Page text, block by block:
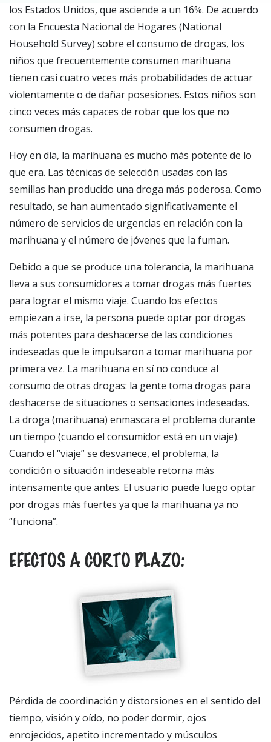
los Estados Unidos, que asciende a un 16%. De acuerdo
con la Encuesta Nacional de Hogares (National
Household Survey) sobre el consumo de drogas, los
niños que frecuentemente consumen marihuana
tienen casi cuatro veces más probabilidades de actuar
violentamente o de dañar posesiones. Estos niños son
cinco veces más capaces de robar que los que no
consumen drogas.
Hoy en día, la marihuana es mucho más potente de lo
que era. Las técnicas de selección usadas con las
semillas han producido una droga más poderosa. Como
resultado, se han aumentado significativamente el
número de servicios de urgencias en relación con la
marihuana y el número de jóvenes que la fuman.
Debido a que se produce una tolerancia, la marihuana
lleva a sus consumidores a tomar drogas más fuertes
para lograr el mismo viaje. Cuando los efectos
empiezan a irse, la persona puede optar por drogas
más potentes para deshacerse de las condiciones
indeseadas que le impulsaron a tomar marihuana por
primera vez. La marihuana en sí no conduce al
consumo de otras drogas: la gente toma drogas para
deshacerse de situaciones o sensaciones indeseadas.
La droga (marihuana) enmascara el problema durante
un tiempo (cuando el consumidor está en un viaje).
Cuando el “viaje” se desvanece, el problema, la
condición o situación indeseable retorna más
intensamente que antes. El usuario puede luego optar
por drogas más fuertes ya que la marihuana ya no
“funciona”.
EFECTOS A CORTO PLAZO:
Pérdida de coordinación y distorsiones en el sentido del
tiempo, visión y oído, no poder dormir, ojos
enrojecidos, apetito incrementado y músculos